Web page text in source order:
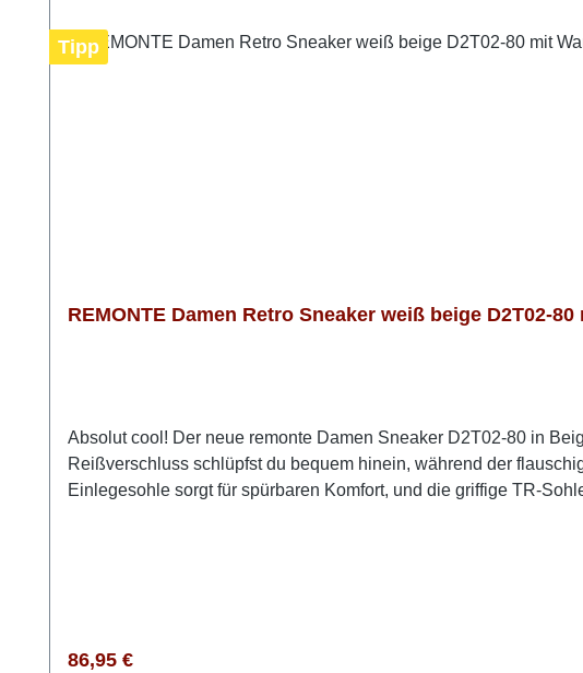
Tipp
REMONTE Damen Retro Sneaker weiß beige D2T02-
Absolut cool! Der neue remonte Damen Sneaker D2T02-80 in
Reißverschluss schlüpfst du bequem hinein, während der
Einlegesohle sorgt für spürbaren Komfort, und die griffige TR-
Regulärer Preis:
86,95 €